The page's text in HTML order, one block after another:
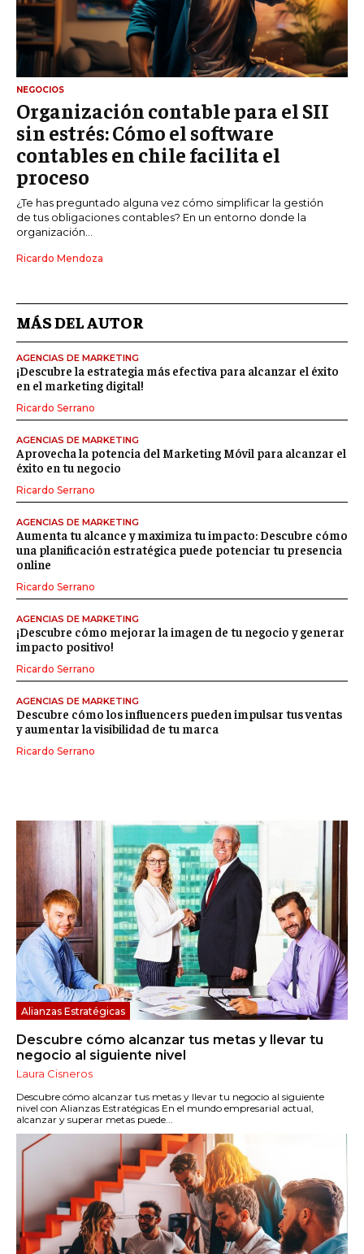
Alianzas Estratégicas
Descubre cómo alcanzar tus metas y llevar tu
negocio al siguiente nivel
Laura Cisneros
Descubre cómo alcanzar tus metas y llevar tu negocio al siguiente
nivel con Alianzas Estratégicas En el mundo empresarial actual,
alcanzar y superar metas puede...
NEGOCIOS
Organización contable para el SII
sin estrés: Cómo el software
contables en chile facilita el
proceso
¿Te has preguntado alguna vez cómo simplificar la gestión
de tus obligaciones contables? En un entorno donde la
organización...
Ricardo Mendoza
MÁS DEL AUTOR
AGENCIAS DE MARKETING
¡Descubre la estrategia más efectiva para alcanzar el éxito
en el marketing digital!
Ricardo Serrano
AGENCIAS DE MARKETING
Aprovecha la potencia del Marketing Móvil para alcanzar el
éxito en tu negocio
Ricardo Serrano
AGENCIAS DE MARKETING
Aumenta tu alcance y maximiza tu impacto: Descubre cómo
una planificación estratégica puede potenciar tu presencia
online
Ricardo Serrano
AGENCIAS DE MARKETING
¡Descubre cómo mejorar la imagen de tu negocio y generar
impacto positivo!
Ricardo Serrano
AGENCIAS DE MARKETING
Descubre cómo los influencers pueden impulsar tus ventas
y aumentar la visibilidad de tu marca
Ricardo Serrano